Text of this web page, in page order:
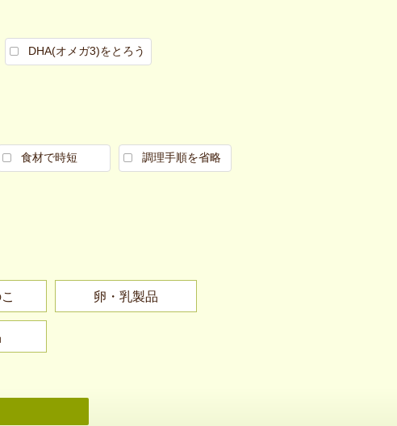
DHA(オメガ3)をとろう
食材で時短 調理手順を省略
卵・乳製品